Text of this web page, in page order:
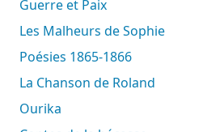
Guerre et Paix
Les Malheurs de Sophie
Poésies 1865-1866
La Chanson de Roland
Ourika